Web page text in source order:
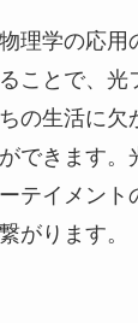
理学の応用
ことで、光
の生活に欠
できます。
テイメント
がります。